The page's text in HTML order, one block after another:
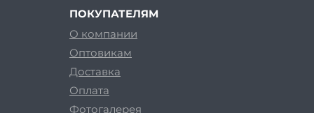
ПОКУПАТЕЛЯМ
О компании
Оптовикам
Доставка
Оплата
Фотогалерея